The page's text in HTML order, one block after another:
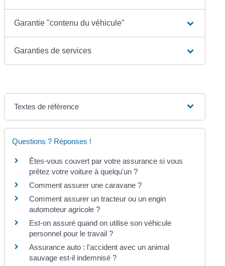
Garantie "contenu du véhicule"
Garanties de services
Textes de référence
Questions ? Réponses !
Êtes-vous couvert par votre assurance si vous
prêtez votre voiture à quelqu'un ?
Comment assurer une caravane ?
Comment assurer un tracteur ou un engin
automoteur agricole ?
Est-on assuré quand on utilise son véhicule
personnel pour le travail ?
Assurance auto : l'accident avec un animal
sauvage est-il indemnisé ?